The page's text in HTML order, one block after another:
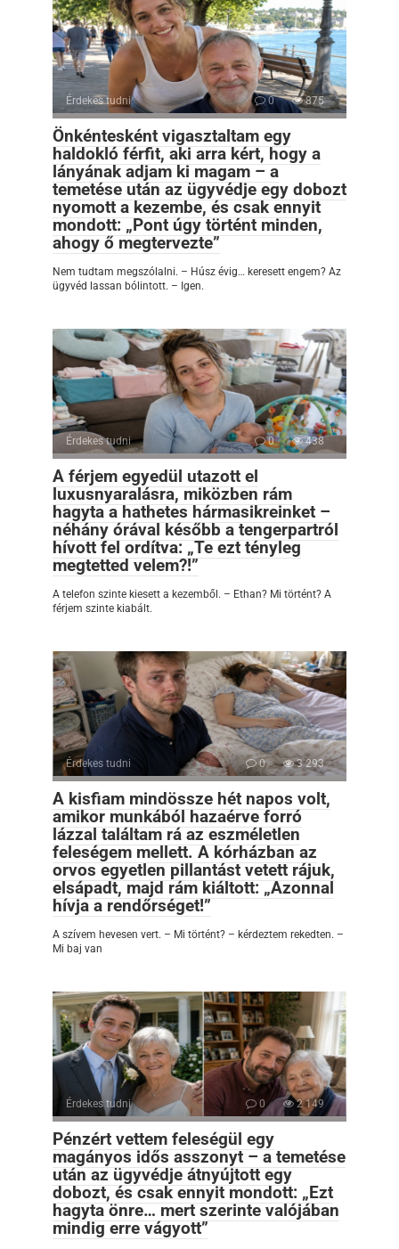
Érdekes tudni 0 875
Önkéntesként vigasztaltam egy
haldokló férfit, aki arra kért, hogy a
lányának adjam ki magam – a
temetése után az ügyvédje egy dobozt
nyomott a kezembe, és csak ennyit
mondott: „Pont úgy történt minden,
ahogy ő megtervezte”
Nem tudtam megszólalni. – Húsz évig… keresett engem? Az
ügyvéd lassan bólintott. – Igen.
Érdekes tudni 0 438
A férjem egyedül utazott el
luxusnyaralásra, miközben rám
hagyta a hathetes hármasikreinket –
néhány órával később a tengerpartról
hívott fel ordítva: „Te ezt tényleg
megtetted velem?!”
A telefon szinte kiesett a kezemből. – Ethan? Mi történt? A
férjem szinte kiabált.
Érdekes tudni 0 3 293
A kisfiam mindössze hét napos volt,
amikor munkából hazaérve forró
lázzal találtam rá az eszméletlen
feleségem mellett. A kórházban az
orvos egyetlen pillantást vetett rájuk,
elsápadt, majd rám kiáltott: „Azonnal
hívja a rendőrséget!”
A szívem hevesen vert. – Mi történt? – kérdeztem rekedten. –
Mi baj van
Érdekes tudni 0 2 149
Pénzért vettem feleségül egy
magányos idős asszonyt – a temetése
után az ügyvédje átnyújtott egy
dobozt, és csak ennyit mondott: „Ezt
hagyta önre… mert szerinte valójában
mindig erre vágyott”